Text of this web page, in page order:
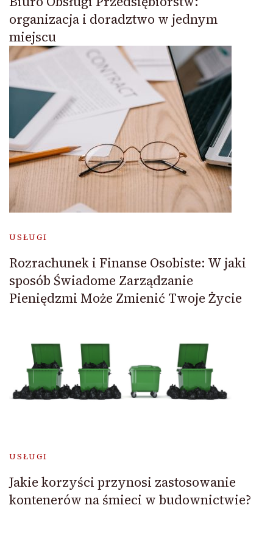
organizacja i doradztwo w jednym
miejscu
USŁUGI
Rozrachunek i Finanse Osobiste: W jaki
sposób Świadome Zarządzanie
Pieniędzmi Może Zmienić Twoje Życie
USŁUGI
Jakie korzyści przynosi zastosowanie
kontenerów na śmieci w budownictwie?